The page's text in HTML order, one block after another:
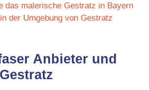
das malerische Gestratz in Bayern
der Umgebung von Gestratz
Anbieter und